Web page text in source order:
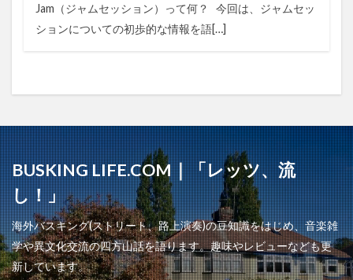
Jam（ジャムセッション）って何？ 今回は、ジャムセッ
ションについての初歩的な情報を語[…]
BUSKING LIFE.COM｜「レッツ、流
し！」
海外バスキング(ストリート、路上演奏)の豆知識をはじめ、音楽雑
学や異文化交流の四方山話を語ります。趣味やレビューなども更
新しています。